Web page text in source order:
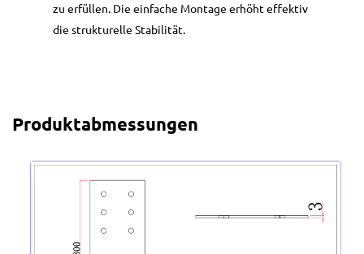
zu erfüllen. Die einfache Montage erhöht effektiv
die strukturelle Stabilität.
Produktabmessungen